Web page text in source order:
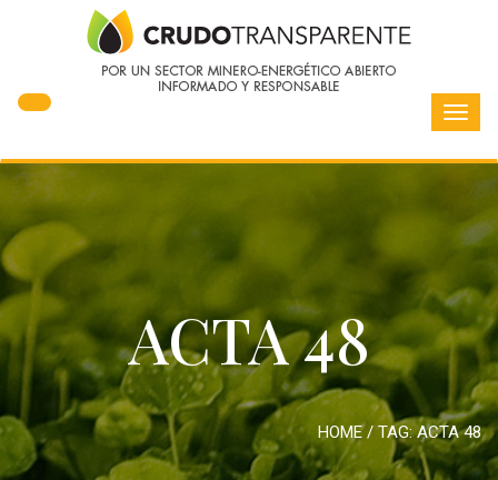
ACTA 48
HOME/ TAG:ACTA 48